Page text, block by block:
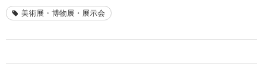
美術展・博物展・展示会